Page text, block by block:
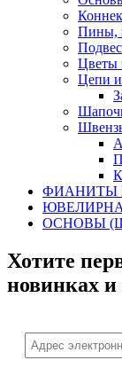
Пины,
Цветы
Цепи и
ФИАНИТЫ
ОСНОВЫ
Хотите
новинках и